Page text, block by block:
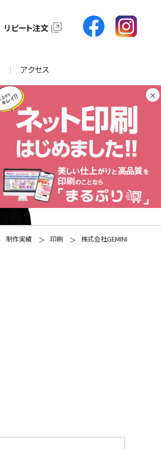
リピート注文
アクセス
制作実績 印刷 株式会社GEMINI
×